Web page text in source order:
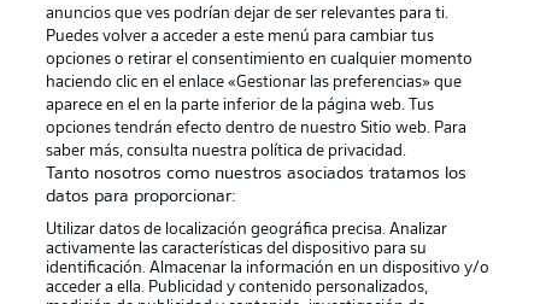
Canales Trabajos
Jugadores Condiciones de uso
Sello Editorial Contacto
anuncios que ves podrían dejar de ser relevantes para ti.
Puedes volver a acceder a este menú para cambiar tus
opciones o retirar el consentimiento en cualquier momento
haciendo clic en el enlace «Gestionar las preferencias» que
aparece en el en la parte inferior de la página web. Tus
opciones tendrán efecto dentro de nuestro Sitio web. Para
saber más, consulta nuestra política de privacidad.
Tanto nosotros como nuestros asociados tratamos los
datos para proporcionar:
Utilizar datos de localización geográfica precisa. Analizar
activamente las características del dispositivo para su
identificación. Almacenar la información en un dispositivo y/o
acceder a ella. Publicidad y contenido personalizados,